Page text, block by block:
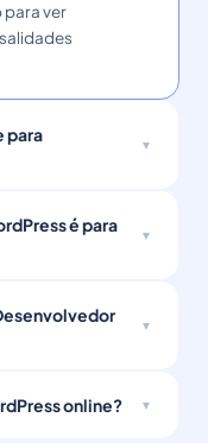
para ver
para
é para
online?